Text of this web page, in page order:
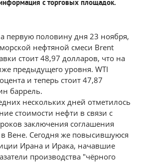
с торговых площадок.
первую половину дня 23 ноября,
нефтяной смеси Brent
стоит 48,97 долларов, что на
предыдущего уровня. WTI
и теперь стоит 47,87
баррель.
нескольких дней отметилось
стоимости нефти в связи с
заключения соглашения
Вене. Сегодня же повысившуюся
Ирана и Ирака, начавшие
производства "чёрного